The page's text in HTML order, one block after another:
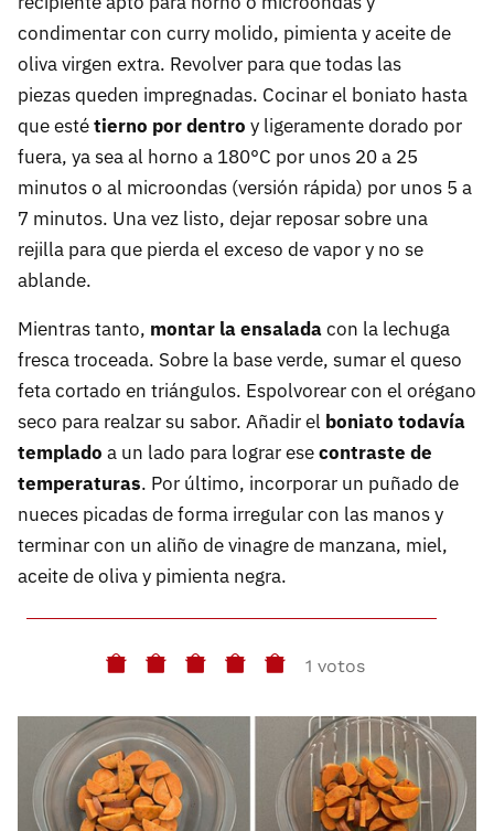
condimentar con curry molido, pimienta y aceite de
oliva virgen extra. Revolver para que todas las
piezas queden impregnadas. Cocinar el boniato hasta
que estétierno por dentro y ligeramente dorado por
fuera, ya sea al horno a 180°C por unos 20 a 25
minutos o al microondas (versión rápida) por unos 5 a
7 minutos. Una vez listo, dejar reposar sobre una
rejilla para que pierda el exceso de vapor y no se
ablande.
Mientras tanto, montar la ensaladacon la lechuga
fresca troceada. Sobre la base verde, sumar el queso
feta cortado en triángulos. Espolvorear con el orégano
seco para realzar su sabor. Añadir el boniato todavía
templado a un lado para lograr esecontraste de
temperaturas. Por último, incorporar un puñado de
nueces picadas de forma irregular con las manos y
terminar con un aliño de vinagre de manzana, miel,
aceite de oliva y pimienta negra.
1 votos